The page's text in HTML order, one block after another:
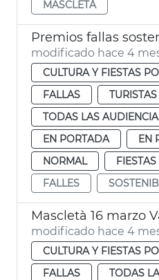
MASCLETÀ
Premios fallas
modificado hace 4
CULTURA Y FIESTAS
FALLAS
TURISTAS
TODAS LAS
EN PORTADA
EN
NORMAL
FIESTAS
FALLES
Mascletà 16 marzo
modificado hace 4
CULTURA Y FIESTAS
FALLAS
TODAS